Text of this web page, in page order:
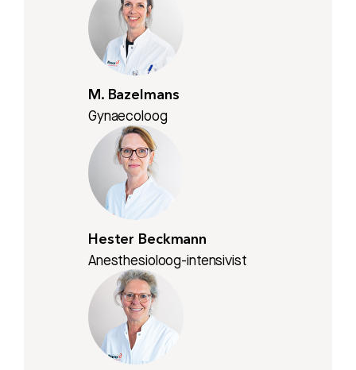
M. Bazelmans
Gynaecoloog
Hester Beckmann
Anesthesioloog-intensivist